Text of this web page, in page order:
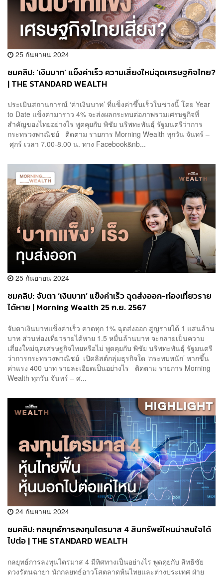
25 กันยายน 2024
ชมคลิป: ‘เงินบาท’ แข็งค่าเร็ว ความเสี่ยงใหม่ฉุดเศรษฐกิจไทย?
| THE STANDARD WEALTH
ประเมินสถานการณ์ ‘ค่าเงินบาท’ ที่แข็งค่าขึ้นเร็วในช่วงนี้ โดย Year
to Date แข็งค่ามาราว 4% จะส่งผลกระทบต่อภาพรวมเศรษฐกิจที่
สำคัญของไทยอย่างไร พูดคุยกับ พิชัย นริพทะพันธุ์ รัฐมนตรีว่าการ
กระทรวงพาณิชย์ ติดตาม รายการ Morning Wealth ทุกวัน จันทร์ –
ศุกร์ เวลา 7.00-8.00 น. ทาง Facebook&nb...
25 กันยายน 2024
ชมคลิป: จับตา ‘เงินบาท’ แข็งค่าเร็ว ฉุดส่งออก-ท่องเที่ยวราย
ได้หาย | Morning Wealth 25 ก.ย. 2567
จับตาเงินบาทแข็งค่าเร็ว คาดทุก 1% ฉุดส่งออก สูญรายได้ 1 แสนล้าน
บาท ส่วนท่องเที่ยวรายได้หาย 1.5 หมื่นล้านบาท จะกลายเป็นความ
เสี่ยงใหม่ฉุดเศรษฐกิจไทยหรือไม่ พูดคุยกับ พิชัย นริพทะพันธุ์ รัฐมนตรี
ว่าการกระทรวงพาณิชย์ ‌ เปิดลิสต์กลุ่มธุรกิจใด ‘กระทบหนัก’ หากขึ้น
ค่าแรง 400 บาท รายละเอียดเป็นอย่างไร ติดตาม รายการ Morning
Wealth ทุกวัน จันทร์ – ศ...
24 กันยายน 2024
ชมคลิป: กลยุทธ์การลงทุนไตรมาส 4 สินทรัพย์ไหนน่าสนใจได้
ไปต่อ | THE STANDARD WEALTH
กลยุทธ์การลงทุนไตรมาส 4 มีทิศทางเป็นอย่างไร พูดคุยกับ สิทธิชัย
ดวงรัตนฉายา นักกลยุทธ์อาวุโสตลาดหุ้นไทยและต่างประเทศ ฝ่าย